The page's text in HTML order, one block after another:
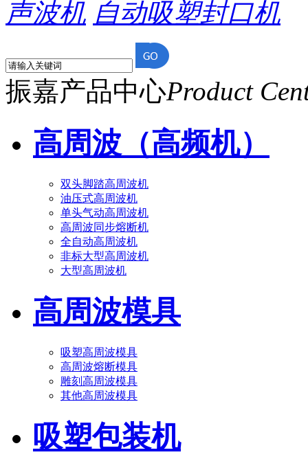
声波机 自动吸塑封口机
振嘉产品中心Product
高周波（高频机）
双头脚踏高周波机
油压式高周波机
单头气动高周波机
高周波同步熔断机
全自动高周波机
非标大型高周波机
大型高周波机
高周波模具
吸塑高周波模具
高周波熔断模具
雕刻高周波模具
其他高周波模具
吸塑包装机